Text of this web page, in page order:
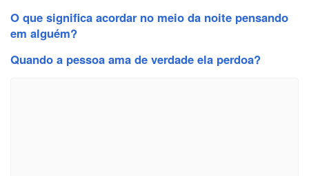
O que significa acordar no meio da noite pensando
em alguém?
Quando a pessoa ama de verdade ela perdoa?